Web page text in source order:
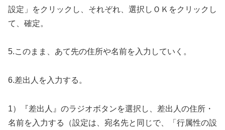
設定」をクリックし、それぞれ、選択しＯＫをクリックし
て、確定。
5.このまま、あて先の住所や名前を入力していく。
6.差出人を入力する。
1）『差出人』のラジオボタンを選択し、差出人の住所・
名前を入力する（設定は、宛名先と同じで、「行属性の設